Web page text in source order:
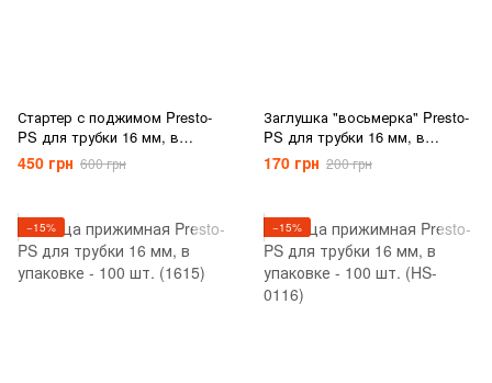
Стартер с поджимом Presto-
PS для трубки 16 мм, в
упаковке - 100 шт. (LO-011606)
450 грн 600 грн
Заглушка "восьмерка" Presto-
PS для трубки 16 мм, в
упаковке - 100 шт. (EL-0116)
170 грн 200 грн
−15% −15%